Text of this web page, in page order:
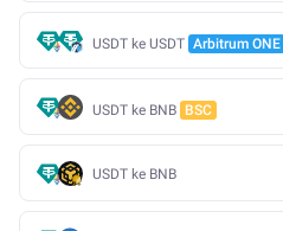
USDT ke USDT Arbitrum ONE
USDT ke BNB BSC
USDT ke BNB